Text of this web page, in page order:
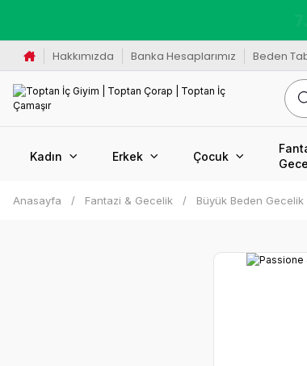
Hakkımızda Banka Hesaplarımız Beden
Kadın Erkek Çocuk
Anasayfa Fantazi & Gecelik Büyük Beden Gecelik